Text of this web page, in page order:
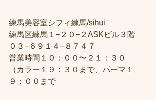
練馬美容室シフィ練馬/sihui
練馬区練馬１−２０−２ASKビル３階
０３−６９１４−８７４７
営業時間１０：００〜２１：３０
（カラー１９：３０まで、パーマ１
９：００まで